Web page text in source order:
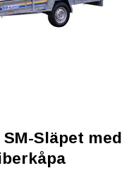
SM-Släpet med